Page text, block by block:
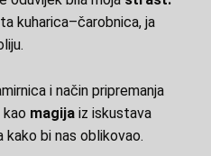
kuharica–čarobnica, ja
i način pripremanja
kao magijaiz iskustava
bi nas oblikovao.